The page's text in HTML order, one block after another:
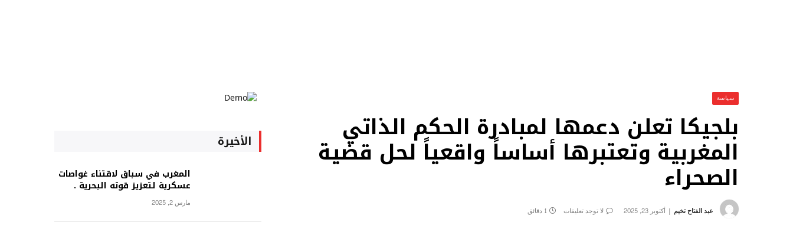
سياسة
بلجيكا تعلن دعمها لمبادرة الحكم الذاتي
المغربية وتعتبرها أساساً واقعياً لحل قضية
الصحراء
عبد الفتاح تخيم أكتوبر 23, 2025 لا توجد تعليقات 1 دقائق
الأخيرة
المغرب في سباق لاقتناء غواصات
عسكرية لتعزيز قوته البحرية .
مارس 2, 2025